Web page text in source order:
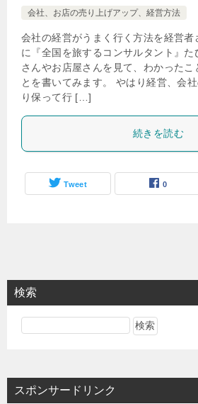
会社、お店の売り上げアップ、経営方法
会社の経営がうまく行く方法を経営者
に『全国を旅するコンサルタント』た
さんやお店屋さんを見て、わかったこ
とを書いてみます。 やはり経営、会
り保って行 […]
続きを読む
Tweet 0
検索
スポンサードリンク